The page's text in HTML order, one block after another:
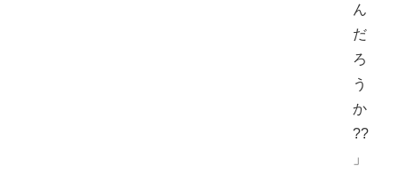
ん
だ
ろ
う
か
??
」